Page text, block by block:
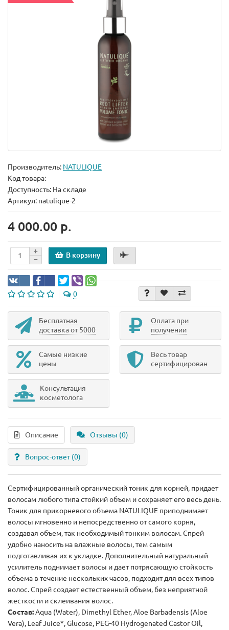
Производитель: NATULIQUE
Код товара:
Доступность: На складе
Артикул: natulique-2
4 000.00 р.
В корзину
0
Бесплатная
доставка от 5000
Оплата при
получении
Самые низкие
цены
Весь товар
сертифицирован
Консультация
косметолога
Описание Отзывы (0)
Вопрос-ответ(0)
Сертифицированный органический тоник для корней, придает
волосам любого типа стойкий объем и сохраняет его весь день.
Тоник для прикорневого объема NATULIQUE приподнимает
волосы мгновенно и непосредственно от самого корня,
создавая объем, так необходимый тонким волосам. Спрей
удобно наносить на влажные волосы, тем самым
подготавливая их к укладке. Дополнительный натуральный
усилитель поднимает волосы и дает потрясающую стойкость
объема в течение нескольких часов, подходит для всех типов
волос. Спрей создает естественный объем, без неприятной
жесткости и склеивания волос.
Состав:Aqua (Water), Dimethyl Ether, Aloe Barbadensis (Aloe
Vera), Leaf Juice*, Glucose, PEG-40 Hydrogenated Castor Oil,